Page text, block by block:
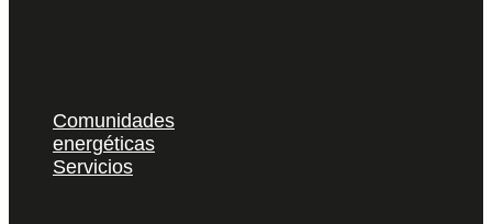
Comunidades
energéticas
Servicios